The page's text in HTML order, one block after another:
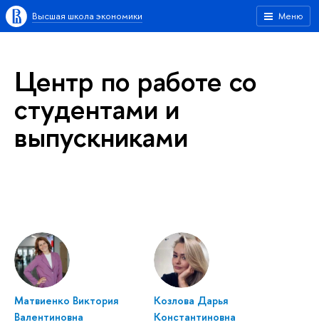
Меню
Высшая школа экономики
Центр по работе со
студентами и
выпускниками
Матвиенко Виктория
Валентиновна
Козлова Дарья
Константиновна